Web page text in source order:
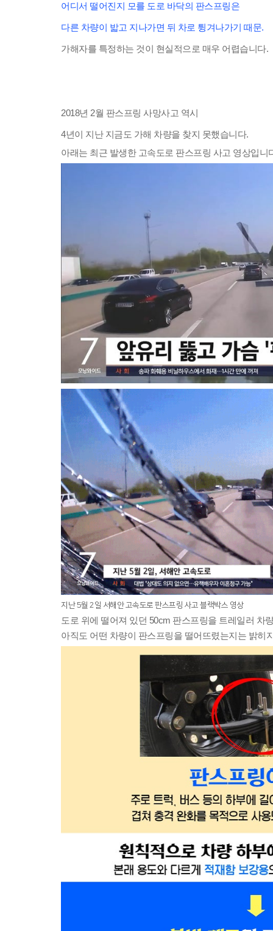
어디서 떨어진지 모를 도로 바닥의 판스프링은
다른 차량이 밟고 지나가면 뒤 차로 튕겨나가기 때문.
가해자를 특정하는 것이 현실적으로 매우 어렵습니다.
2018년 2월 판스프링 사망사고 역시
4년이 지난 지금도 가해 차량을 찾지 못했습니다.
아래는 최근 발생한 고속도로 판스프링 사고 영상입니
지난 5월 2일 서해안 고속도로 판스프링 사고 블랙박스 영상
도로 위에 떨어져 있던 50cm 판스프링을 트레일러 차
아직도 어떤 차량이 판스프링을 떨어뜨렸는지는 밝히